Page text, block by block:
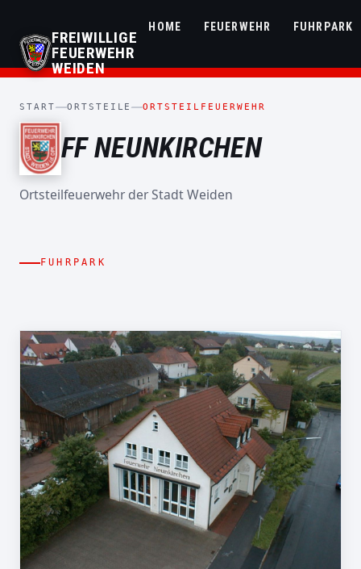
FREIWILLIGE
FEUERWEHR
WEIDEN
HOME FEUERWEHR FUHRPARK
START ORTSTEILE ORTSTEILFEUERWEHR
FF NEUNKIRCHEN
Ortsteilfeuerwehr der Stadt Weiden
FUHRPARK
FLORIAN NEUNKIRCHEN 40/1
ANHÄNGER